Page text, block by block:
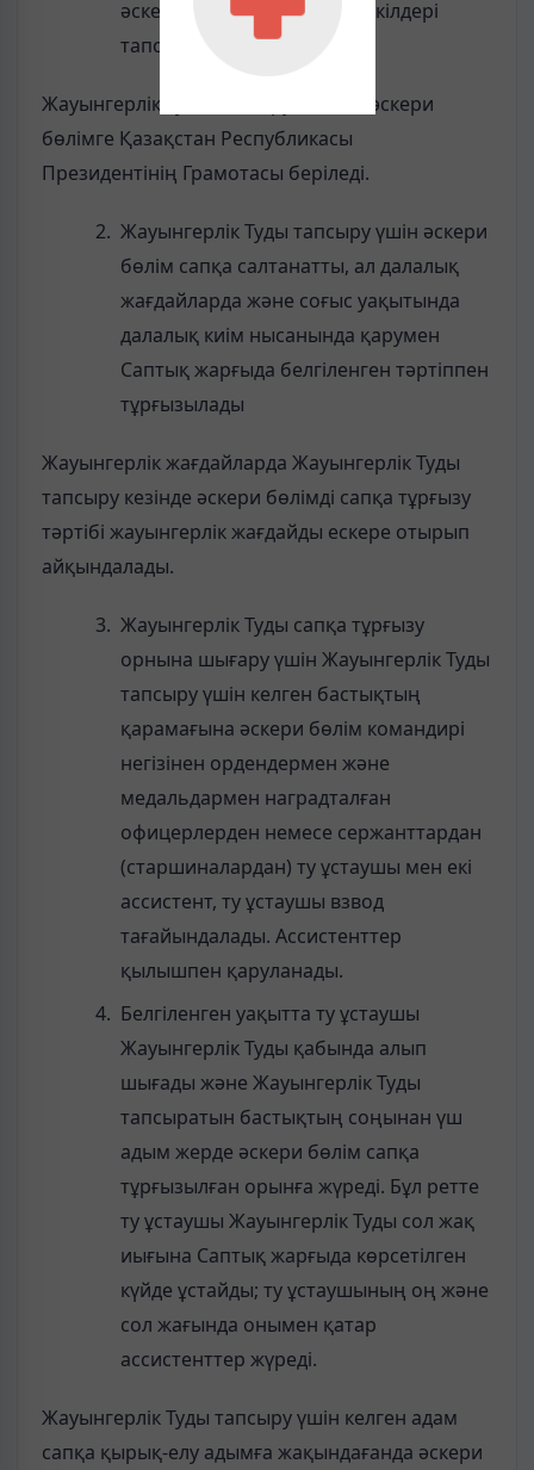
әскери құралымдарының өкілдері
тапсырады.
Жауынгерлік Туды тапсыру кезінде әскери
бөлімге Қазақстан Республикасы
Президентінің Грамотасы беріледі.
Жауынгерлік Туды тапсыру үшін әскери
бөлім сапқа салтанатты, ал далалық
жағдайларда және соғыс уақытында
далалық киім нысанында қарумен
Саптық жарғыда белгіленген тәртіппен
тұрғызылады
Жауынгерлік жағдайларда Жауынгерлік Туды
тапсыру кезінде әскери бөлімді сапқа тұрғызу
тәртібі жауынгерлік жағдайды ескере отырып
айқындалады.
Жауынгерлік Туды сапқа тұрғызу
орнына шығару үшін Жауынгерлік Туды
тапсыру үшін келген бастықтың
қарамағына әскери бөлім командирі
негізінен ордендермен және
медальдармен наградталған
офицерлерден немесе сержанттардан
(старшиналардан) ту ұстаушы мен екі
ассистент, ту ұстаушы взвод
тағайындалады. Ассистенттер
қылышпен қаруланады.
Белгіленген уақытта ту ұстаушы
Жауынгерлік Туды қабында алып
шығады және Жауынгерлік Туды
тапсыратын бастықтың соңынан үш
адым жерде әскери бөлім сапқа
тұрғызылған орынға жүреді. Бұл ретте
ту ұстаушы Жауынгерлік Туды сол жақ
иығына Саптық жарғыда көрсетілген
күйде ұстайды; ту ұстаушының оң және
сол жағында онымен қатар
ассистенттер жүреді.
Жауынгерлік Туды тапсыру үшін келген адам
сапқа қырық-елу адымға жақындағанда әскери